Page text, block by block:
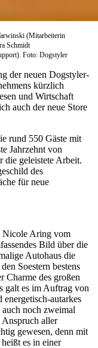
(Mitarbeiterin
Schmidt
Foto: Dogstyler
der neuen Dogstyler-
kürzlich
und Wirtschaft
auch der neue Store
rund 550 Gäste mit
Jahrzehnt von
die geleistete Arbeit.
des
für neue
Nicole Aring vom
Bild über die
Autohaus die
Soestern bestens
Charme des großen
galt es im Auftrag von
autarkes
noch zweimal
Anspruch aller
gewesen, denn mit
es in einer